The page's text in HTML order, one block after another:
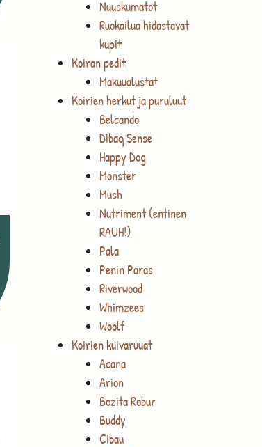
Nuuskumatot
Ruokailua hidastavat
kupit
Koiran pedit
Makuualustat
Koirien herkut ja puruluut
Belcando
Dibaq Sense
Happy Dog
Monster
Mush
Nutriment (entinen
RAUH!)
Pala
Penin Paras
Riverwood
Whimzees
Woolf
Koirien kuivaruuat
Acana
Arion
Bozita Robur
Buddy
Cibau